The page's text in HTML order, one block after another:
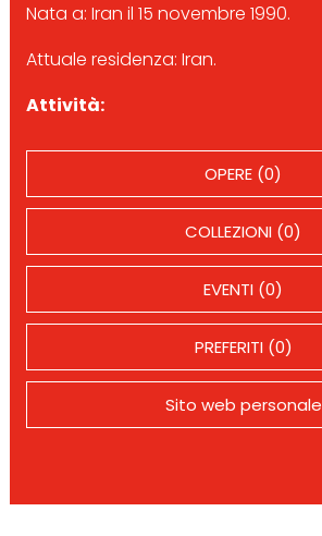
Nata a: Iran il 15 novembre 1990.
Attuale residenza: Iran.
Attività:
OPERE (0)
COLLEZIONI (0)
EVENTI (0)
PREFERITI (0)
Sito web personale